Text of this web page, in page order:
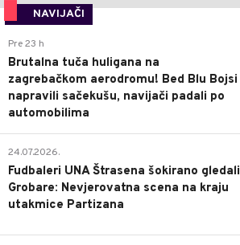
NAVIJAČI
Pre 23 h
Brutalna tuča huligana na
zagrebačkom aerodromu! Bed Blu Bojsi
napravili sačekušu, navijači padali po
automobilima
24.07.2026.
Fudbaleri UNA Štrasena šokirano gledali
Grobare: Nevjerovatna scena na kraju
utakmice Partizana